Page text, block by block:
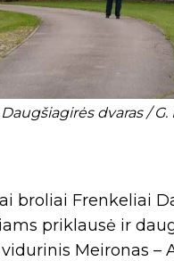
Daugšiagirės dvaras /
broliai Frenkeliai
priklausė ir
Meironas –